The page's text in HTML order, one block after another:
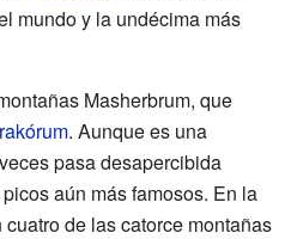
mundo y la undécima más
Masherbrum, que
. Aunque es una
pasa desapercibida
aún más famosos. En la
de las catorce montañas